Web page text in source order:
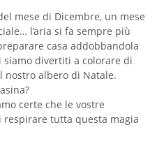
mese di Dicembre, un mese
l’aria si fa sempre più
casa addobbandola
divertiti a colorare di
nostro albero di Natale.
certe che le vostre
tutta questa magia